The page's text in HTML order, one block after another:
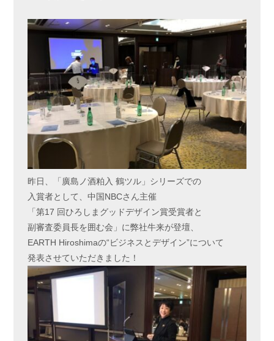
昨日、「廣島ノ酒粕入 鶴ツル」シリーズでの
入賞者として、中国NBCさん主催
「第17 回ひろしまグッドデザイン賞受賞者と
副審査委員長を囲む会」に弊社牛来が登壇、
EARTH Hiroshimaの“ビジネスとデザイン”について
発表させていただきました！